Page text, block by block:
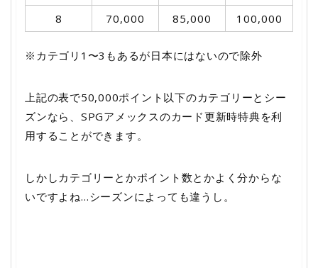
8
70,000 85,000 100,000
※カテゴリ1〜3もあるが日本にはないので除外
上記の表で50,000ポイント以下のカテゴリーとシー
ズンなら、SPGアメックスのカード更新時特典を利
用することができます。
しかしカテゴリーとかポイント数とかよく分からな
いですよね…シーズンによっても違うし。